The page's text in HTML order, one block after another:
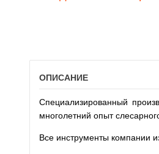
ОПИСАНИЕ
Специализированный
многолетний опыт
Все инструменты компании